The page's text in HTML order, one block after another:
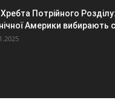
Хребта Потрійного
Америки вибирають